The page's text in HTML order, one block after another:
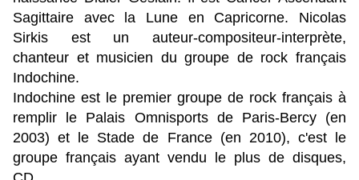
Sagittaire avec la Lune en Capricorne. Nicolas
Sirkis est un auteur-compositeur-interprète,
chanteur et musicien du groupe de rock français
Indochine.
Indochine est le premier groupe de rock français à
remplir le Palais Omnisports de Paris-Bercy (en
2003) et le Stade de France (en 2010), c'est le
groupe français ayant vendu le plus de disques,